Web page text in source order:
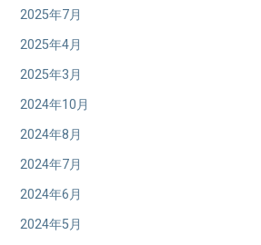
2025年7月
2025年4月
2025年3月
2024年10月
2024年8月
2024年7月
2024年6月
2024年5月